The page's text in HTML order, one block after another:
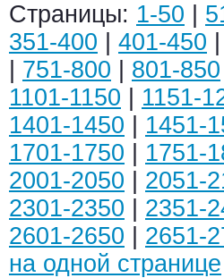
Страницы: 1-50
351-400
401-450
751-800 801-850
1101-1150
1151-
1401-1450
1451-
1701-1750
1751-
2001-2050
2051-
2301-2350
2351-
2601-2650
2651-
на одной странице